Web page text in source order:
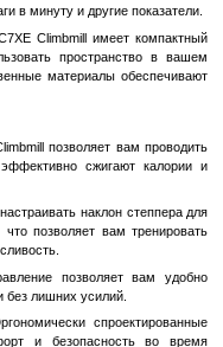
физической
как для домашнего
ваши тренировки
настоящий подъем,
широкому диапазону
сложности
формы и целей.
: Четкий